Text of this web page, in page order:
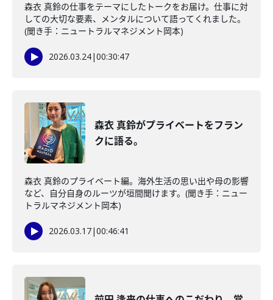
森衣 真鈴の仕事をテーマにしたトークをお届け。仕事に対
しての大切な要素、メンタルについて語ってくれました。
(聞き手：ニュートラルマネジメント岡本)
2026.03.24|00:30:47
森衣 真鈴がプライベートをフラン
クに語る。
森衣 真鈴のプライベート編。海外生活の思い出や母の影響
など、自分自身のルーツが垣間聞けます。(聞き手：ニュー
トラルマネジメント岡本)
2026.03.17|00:46:41